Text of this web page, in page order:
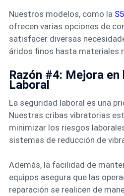
Nuestros modelos, como la
ofrecen varias opciones de
satisfacer diversas
áridos finos hasta materiales
Razón #4: Mejora en
Laboral
La seguridad laboral es una
Nuestras cribas vibratorias
minimizar los riesgos
sistemas de reducción de
Además, la facilidad de
equipos asegura que las
reparación se realicen de